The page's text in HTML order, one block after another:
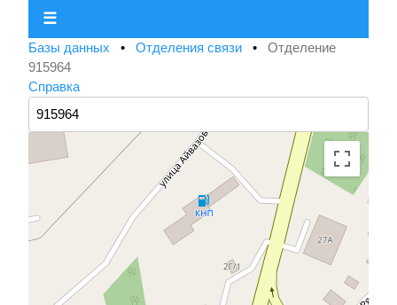
☰
Базы данных • Отделения связи • Отделение
915964
Справка